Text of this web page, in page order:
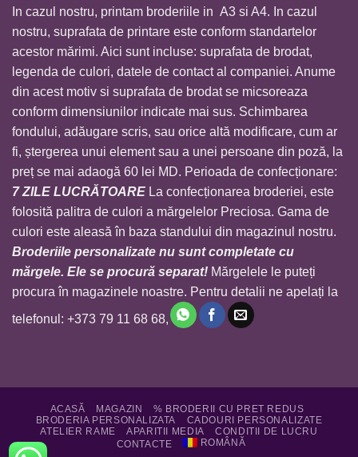
In cazul nostru, printam broderiile in A3 si A4. In cazul
nostru, suprafata de printare este conform standartelor
acestor mărimi. Aici sunt incluse: suprafata de brodat,
legenda de culori, datele de contact al companiei. Anume
din acest motiv si suprafata de brodat se micsoreaza
conform dimensiunilor indicate mai sus. Schimbarea
fondului, adăugare scris, sau orice altă modificare, cum ar
fi, ștergerea unui element sau a unei persoane din poză, la
preț se mai adaogă 60 lei MD. Perioada de confecționare:
7 ZILE LUCRĂTOARE La confecționarea broderiei, este
folosită palitra de culori a mărgelelor Preciosa. Gama de
culori este aleasă în baza standului din magazinul nostru.
Broderiile personalizate nu sunt completate cu
mărgele. Ele se procură separat! Mărgelele le puteți
procura în magazinele noastre. Pentru detalii ne apelați la
telefonul: +373 79 11 68 68,
ACASĂ MAGAZIN
% BRODERII CU PRET REDUS
BRODERIA PERSONALIZATA
CADOURI PERSONALIZATE
ATELIER RAME
APARITII MEDIA
CONDITII DE LUCRU
CONTACTE
ROMÂNĂ